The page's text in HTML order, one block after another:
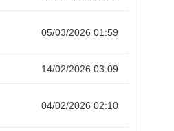
05/03/2026 01:59
14/02/2026 03:09
04/02/2026 02:10